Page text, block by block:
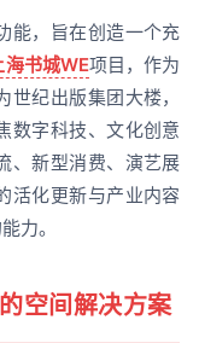
能，旨在创造一个充
海书城WE项目，作为
纪出版集团大楼，
数字科技、文化创意
、新型消费、演艺展
活化更新与产业内容
力。
空间解决方案